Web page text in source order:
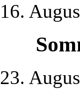
16.
23.